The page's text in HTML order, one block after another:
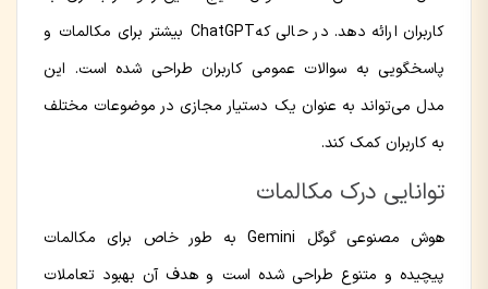
کاربران ارائه دهد. در حالی کهChatGPT بیشتر برای مکالمات و
پاسخگویی به سوالات عمومی کاربران طراحی شده است. این
مدل می‌تواند به عنوان یک دستیار مجازی در موضوعات مختلف
به کاربران کمک کند.
توانایی درک مکالمات
هوش مصنوعی گوگل Gemini به طور خاص برای مکالمات
پیچیده و متنوع طراحی شده است و هدف آن بهبود تعاملات